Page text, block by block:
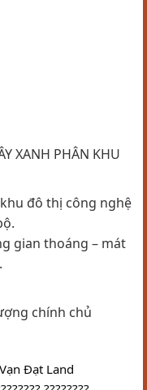
XANH PHÂN KHU
khu đô thị công nghệ
gian thoáng – mát
chính chủ
Đạt Land